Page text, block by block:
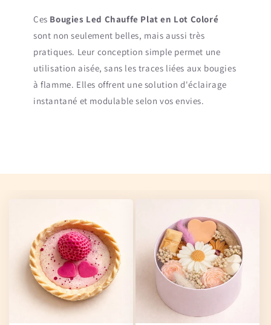
Ces Bougies Led Chauffe Plat en Lot Coloré
sont non seulement belles, mais aussi très
pratiques. Leur conception simple permet une
utilisation aisée, sans les traces liées aux bougies
à flamme. Elles offrent une solution d'éclairage
instantané et modulable selon vos envies.